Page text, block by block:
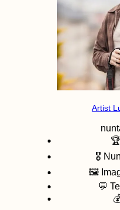
Artist
🎖️
🖼️
💬